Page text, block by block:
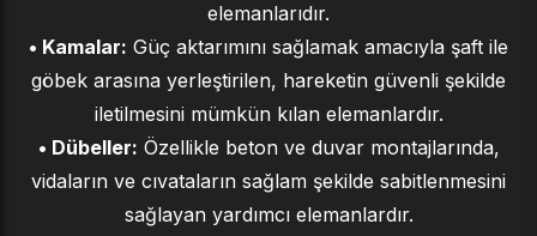
elemanlarıdır.
• Kamalar: Güç aktarımını sağlamak amacıyla şaft ile
göbek arasına yerleştirilen, hareketin güvenli şekilde
iletilmesini mümkün kılan elemanlardır.
• Dübeller: Özellikle beton ve duvar montajlarında,
vidaların ve cıvataların sağlam şekilde sabitlenmesini
sağlayan yardımcı elemanlardır.